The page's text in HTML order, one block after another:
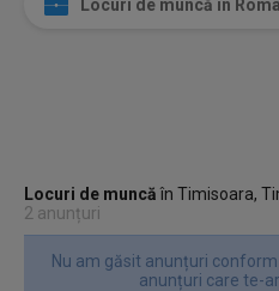
Locuri de muncă în
Locuri de muncăîn Timisoara,
2 anunțuri
Nu am găsit anunțuri
anunțuri care te-